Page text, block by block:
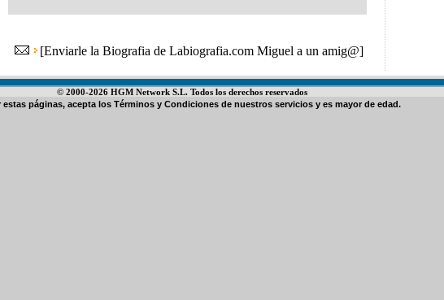
[Enviarle la Biografia de Labiografia.com Miguel a un amig@]
© 2000-2026 HGM Network S.L. Todos los derechos reservados
estas páginas, acepta los Términos y Condiciones de nuestros servicios y es mayor de edad.